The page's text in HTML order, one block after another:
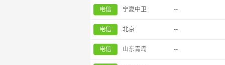
电信 宁夏中卫 --
电信 北京 --
电信 山东青岛 --